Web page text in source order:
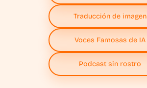
Traducción de imagen
Voces Famosas de IA
Podcast sin rostro